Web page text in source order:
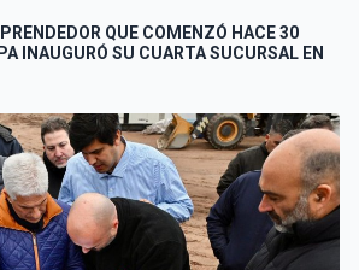
QUE COMENZÓ HACE 30
INAUGURÓ SU CUARTA SUCURSAL EN